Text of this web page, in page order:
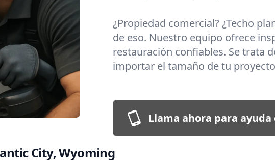
¿Propiedad comercial? ¿Techo
de eso. Nuestro equipo ofrece
restauración confiables. Se trata
importar el tamaño de tu
Llama ahora para
City, Wyoming